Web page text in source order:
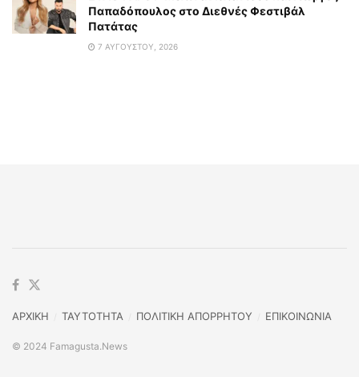
Παπαδόπουλος στο Διεθνές Φεστιβάλ
Πατάτας
7 ΑΥΓΟΎΣΤΟΥ, 2026
ΑΡΧΙΚΗ TAYTOTHTA ΠΟΛΙΤΙΚΗ ΑΠΟΡΡΗΤΟΥ ΕΠΙΚΟΙΝΩΝΙΑ
© 2024 Famagusta.News